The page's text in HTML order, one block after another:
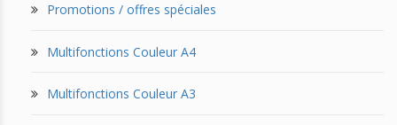
Promotions / offres spéciales
Multifonctions Couleur A4
Multifonctions Couleur A3